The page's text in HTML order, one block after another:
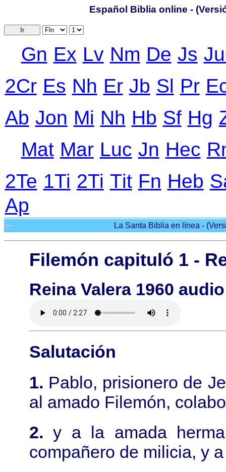
Español Biblia online -
Ir
Gn Ex Lv Nm De Js
2Cr Еs Nh Еr Jb Sl Pr
Ab Jon Mi Nh Hb Sf Hg
Mat Mar Luc Jn Hec
2Te 1Ti 2Ti Тit Fn Heb
Ap
La Santa Biblia en línea -
Filemón capituló 1 -
Reina Valera 1960
Salutación
1. Pablo, prisionero de
al amado Filemón,
2. y a la amada
compañero de milicia, y